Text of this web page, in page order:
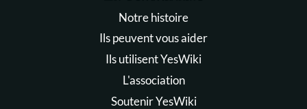
Notre histoire
Ils peuvent vous aider
Ils utilisent YesWiki
L'association
Soutenir YesWiki